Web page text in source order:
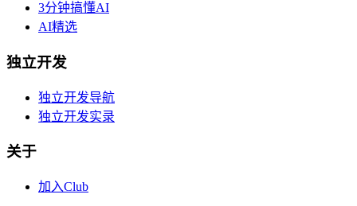
3分钟搞懂AI
AI精选
独立开发
独立开发导航
独立开发实录
关于
加入Club